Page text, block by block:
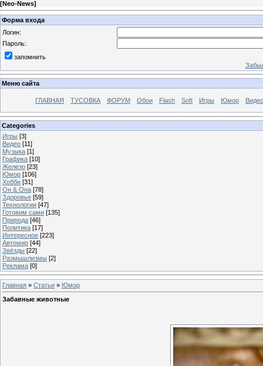
[Neo-News]
Форма входа
Логин:
Пароль:
запомнить
Меню сайта
ГЛАВНАЯ ТУСОВКА ФОРУМ Обои Flash Soft Игры Юмор Видео
Categories
Игры [3]
Видео [11]
Музыка [1]
Графика [10]
Железо [23]
Юмор [106]
Хобби [31]
Он & Она [78]
Здоровье [59]
Технологии [47]
Готовим сами [135]
Природа [46]
Политика [17]
Интересное [223]
Автомир [44]
Звёзды [22]
Размышлизмы [2]
Реклама [0]
Главная » Статьи » Юмор
Забавные животные